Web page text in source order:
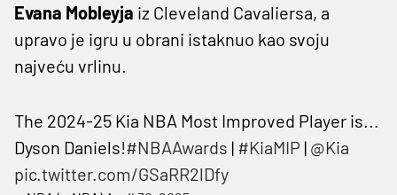
Evana Mobleyja iz Cleveland Cavaliersa, a
upravo je igru u obrani istaknuo kao svoju
najveću vrlinu.
The 2024-25 Kia NBA Most Improved Player is...
Dyson Daniels!#NBAAwards | #KiaMIP | @Kia
pic.twitter.com/GSaRR2lDfy